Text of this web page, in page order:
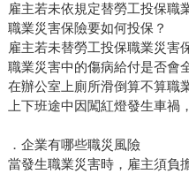
雇主若未依規定替勞工投保職
職業災害保險要如何投保？
雇主若未替勞工投保職業災害
職業災害中的傷病給付是否會
在辦公室上廁所滑倒算不算職
上下班途中因闖紅燈發生車禍
．企業有哪些職災風險
當發生職業災害時，雇主須負